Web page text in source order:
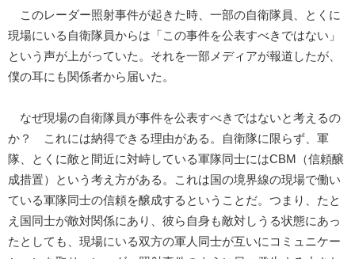
このレーダー照射事件が起きた時、一部の自衛隊員、とくに
現場にいる自衛隊員からは「この事件を公表すべきではない」
という声が上がっていた。それを一部メディアが報道したが、
僕の耳にも関係者から届いた。
なぜ現場の自衛隊員が事件を公表すべきではないと考えるの
か？ これには納得できる理由がある。自衛隊に限らず、軍
隊、とくに敵と間近に対峙している軍隊同士にはCBM（信頼醸
成措置）という考え方がある。これは国の境界線の現場で働い
ている軍隊同士の信頼を醸成するということだ。つまり、たと
え国同士が敵対関係にあり、彼ら自身も敵対しうる状態にあっ
たとしても、現場にいる双方の軍人同士が互いにコミュニケー